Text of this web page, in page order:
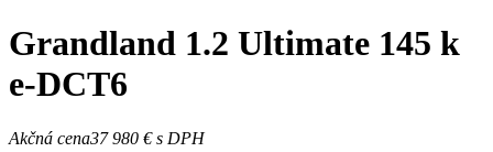
Grandland 1.2 Ultimate 145 k
e-DCT6
Akčná cena37 980 €s DPH